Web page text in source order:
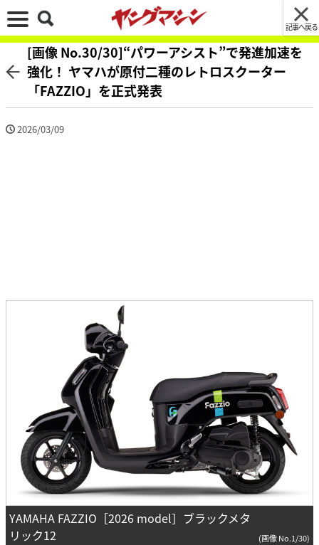
記事へ戻る
[画像 No.30/30]“パワーアシスト”で発進加速を
強化！ ヤマハが原付二種のレトロスクーター
「FAZZIO」を正式発表
2026/03/09
YAMAHA FAZZIO［2026 model］ブラックメタ
リック12
(画像 No.1/30)